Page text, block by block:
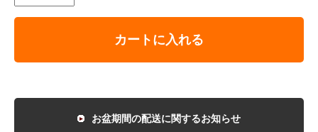
カートに入れる
お盆期間の配送に関するお知らせ